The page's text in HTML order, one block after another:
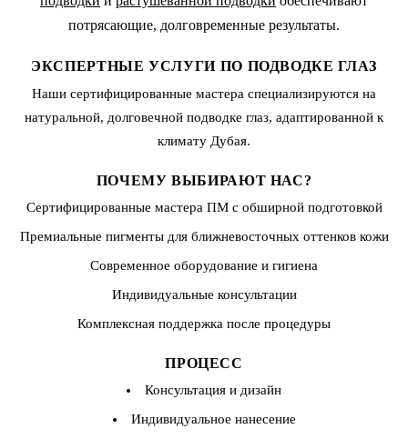
потрясающие, долговременные результаты.
ЭКСПЕРТНЫЕ УСЛУГИ ПО ПОДВОДКЕ ГЛАЗ
Наши сертифицированные мастера специализируются на
натуральной, долговечной подводке глаз, адаптированной к
климату Дубая.
ПОЧЕМУ ВЫБИРАЮТ НАС?
Сертифицированные мастера ПМ с обширной подготовкой
Премиальные пигменты для ближневосточных оттенков кожи
Современное оборудование и гигиена
Индивидуальные консультации
Комплексная поддержка после процедуры
ПРОЦЕСС
Консультация и дизайн
Индивидуальное нанесение